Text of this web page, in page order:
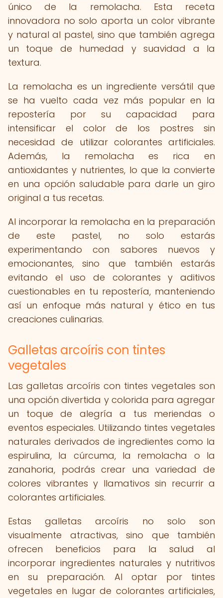
único de la remolacha. Esta receta
innovadora no solo aporta un color vibrante
y natural al pastel, sino que también agrega
un toque de humedad y suavidad a la
textura.
La remolacha es un ingrediente versátil que
se ha vuelto cada vez más popular en la
repostería por su capacidad para
intensificar el color de los postres sin
necesidad de utilizar colorantes artificiales.
Además, la remolacha es rica en
antioxidantes y nutrientes, lo que la convierte
en una opción saludable para darle un giro
original a tus recetas.
Al incorporar la remolacha en la preparación
de este pastel, no solo estarás
experimentando con sabores nuevos y
emocionantes, sino que también estarás
evitando el uso de colorantes y aditivos
cuestionables en tu repostería, manteniendo
así un enfoque más natural y ético en tus
creaciones culinarias.
Galletas arcoíris con tintes
vegetales
Las galletas arcoíris con tintes vegetales son
una opción divertida y colorida para agregar
un toque de alegría a tus meriendas o
eventos especiales. Utilizando tintes vegetales
naturales derivados de ingredientes como la
espirulina, la cúrcuma, la remolacha o la
zanahoria, podrás crear una variedad de
colores vibrantes y llamativos sin recurrir a
colorantes artificiales.
Estas galletas arcoíris no solo son
visualmente atractivas, sino que también
ofrecen beneficios para la salud al
incorporar ingredientes naturales y nutritivos
en su preparación. Al optar por tintes
vegetales en lugar de colorantes artificiales,